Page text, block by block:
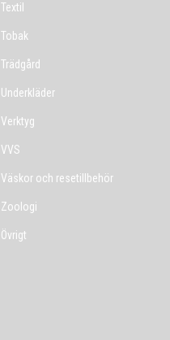
Textil
Tobak
Trädgård
Underkläder
Verktyg
VVS
Väskor och resetillbehör
Zoologi
Övrigt